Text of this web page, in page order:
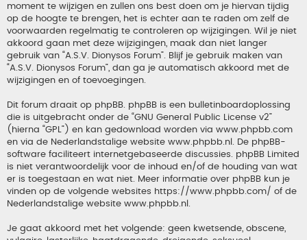
moment te wijzigen en zullen ons best doen om je hiervan tijdig
op de hoogte te brengen, het is echter aan te raden om zelf de
voorwaarden regelmatig te controleren op wijzigingen. Wil je niet
akkoord gaan met deze wijzigingen, maak dan niet langer
gebruik van “A.S.V. Dionysos Forum”. Blijf je gebruik maken van
“A.S.V. Dionysos Forum”, dan ga je automatisch akkoord met de
wijzigingen en of toevoegingen.
Dit forum draait op phpBB. phpBB is een bulletinboardoplossing
die is uitgebracht onder de “GNU General Public License v2”
(hierna “GPL”) en kan gedownload worden via www.phpbb.com
en via de Nederlandstalige website www.phpbb.nl . De phpBB-
software faciliteert internetgebaseerde discussies. phpBB Limited
is niet verantwoordelijk voor de inhoud en/of de houding van wat
er is toegestaan en wat niet. Meer informatie over phpBB kun je
vinden op de volgende websites https://www.phpbb.com/ of de
Nederlandstalige website www.phpbb.nl
Je gaat akkoord met het volgende: geen kwetsende, obscene,